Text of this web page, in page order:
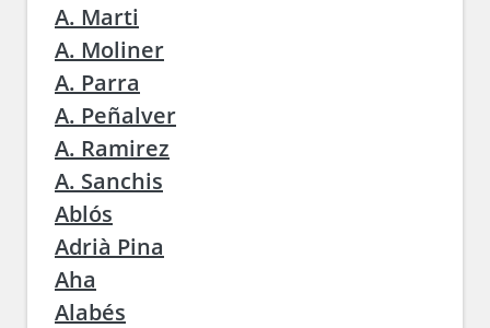
A. Marti
A. Moliner
A. Parra
A. Peñalver
A. Ramirez
A. Sanchis
Ablós
Adrià Pina
Aha
Alabés